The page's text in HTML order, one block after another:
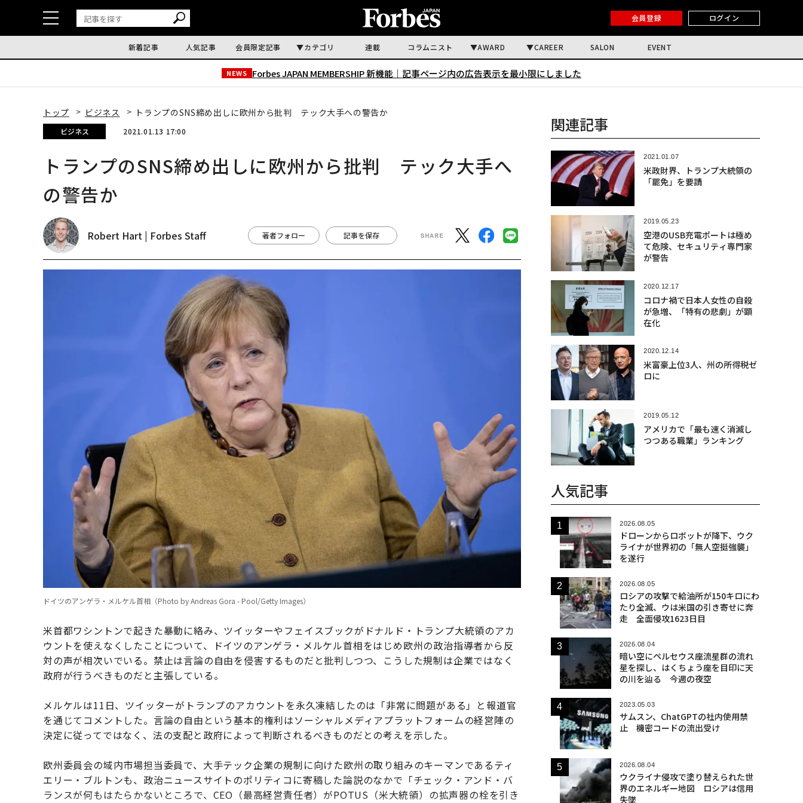
会員登録 ログイン
新着記事 人気記事 会員限定記事 カテゴリ 連載 コラムニスト AWARD CAREER SALON EVENT
NEWS Forbes JAPAN MEMBERSHIP 新機能｜ 記事ページ内の広告表示を最小限にしました
トップ ビジネス トランプのSNS締め出しに欧州から批判 テック大手への警告か
ビジネス 2021.01.13 17:00
トランプのSNS締め出しに欧州から批判 テック大手へ
の警告か
Robert Hart | Forbes Staff 著者フォロー 記事を保存
ドイツのアンゲラ・メルケル首相（Photo by Andreas Gora - Pool/Getty Images）
米首都ワシントンで起きた暴動に絡み、ツイッターやフェイスブックがドナルド・トランプ大統領のアカ
ウントを使えなくしたことについて、ドイツのアンゲラ・メルケル首相をはじめ欧州の政治指導者から反
対の声が相次いでいる。禁止は言論の自由を侵害するものだと批判しつつ、こうした規制は企業ではなく
政府が行うべきものだと主張している。
メルケルは11日、ツイッターがトランプのアカウントを永久凍結したのは「非常に問題がある」と報道官
を通じてコメントした。言論の自由という基本的権利はソーシャルメディアプラットフォームの経営陣の
決定に従ってではなく、法の支配と政府によって判断されるべきものだとの考えを示した。
欧州委員会の域内市場担当委員で、大手テック企業の規制に向けた欧州の取り組みのキーマンであるティ
エリー・ブルトンも、政治ニュースサイトのポリティコに寄稿した論説のなかで「チェック・アンド・バ
ランスが何もはたらかないところで、CEO（最高経営責任者）がPOTUS（米大統領）の拡声器の栓を引き
関連記事
2021.01.07
米政財界、トランプ大統領の
「罷免」を要請
2019.05.23
空港のUSB充電ポートは極め
て危険、セキュリティ専門家
が警告
2020.12.17
コロナ禍で日本人女性の自殺
が急増、「特有の悲劇」が顕
在化
2020.12.14
米富豪上位3人、州の所得税ゼ
ロに
2019.05.12
アメリカで「最も速く消滅し
つつある職業」ランキング
人気記事
2026.08.05
ドローンからロボットが降下、ウク
ライナが世界初の「無人空挺強襲」
を遂行
2026.08.05
ロシアの攻撃で給油所が150キロにわ
たり全滅、ウは米国の引き寄せに奔
走 全面侵攻1623日目
2026.08.04
暗い空にペルセウス座流星群の流れ
星を探し、はくちょう座を目印に天
の川を辿る 今週の夜空
2023.05.03
サムスン、ChatGPTの社内使用禁
止 機密コードの流出受け
2026.08.04
ウクライナ侵攻で塗り替えられた世
界のエネルギー地図 ロシアは信用
失墜